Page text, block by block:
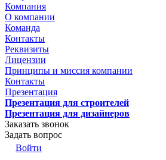
Компания
О компании
Команда
Контакты
Реквизиты
Лицензии
Принципы и миссия компании
Контакты
Презентация
Презентация для строителей
Презентация для дизайнеров
Заказать звонок
Задать вопрос
Войти